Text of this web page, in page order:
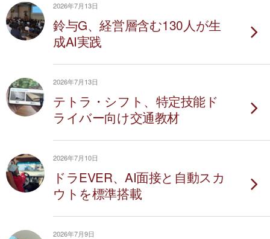
2026年7月13日
鈴与G、経営層含む130人が生
成AI実践
2026年7月13日
テトラ・シフト、特定技能ド
ライバー向け交通教材
2026年7月10日
ドラEVER、AI面接と自動スカ
ウトを標準搭載
2026年7月9日